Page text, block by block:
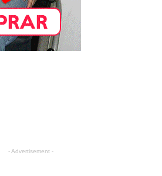
- Advertisement -